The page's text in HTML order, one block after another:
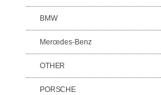
BMW
Mercedes-Benz
OTHER
PORSCHE